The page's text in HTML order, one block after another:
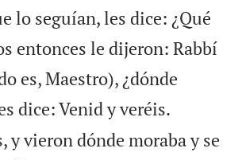
lo seguían, les dice: ¿Qué
entonces le dijeron: Rabbí
es, Maestro), ¿dónde
dice: Venid y veréis.
y vieron dónde moraba y se